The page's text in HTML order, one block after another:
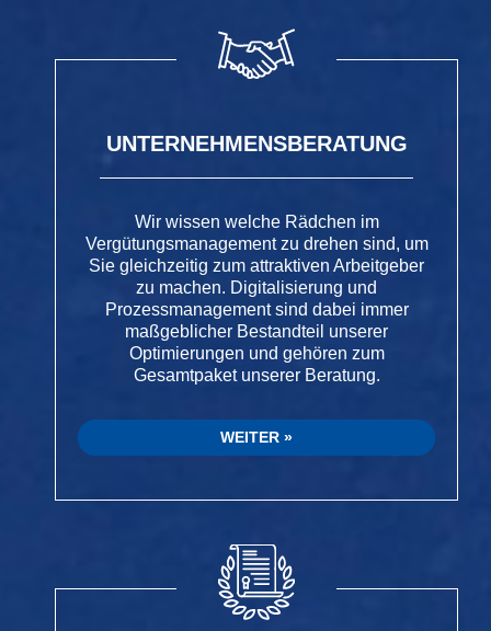
UNTERNEHMENSBERATUNG
Wir wissen welche Rädchen im
Vergütungsmanagement zu drehen sind, um
Sie gleichzeitig zum attraktiven Arbeitgeber
zu machen. Digitalisierung und
Prozessmanagement sind dabei immer
maßgeblicher Bestandteil unserer
Optimierungen und gehören zum
Gesamtpaket unserer Beratung.
WEITER